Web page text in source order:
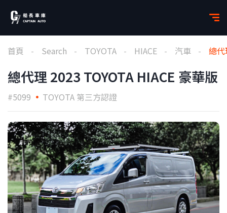
首頁 Search TOYOTA HIACE 汽車 總代
總代理 2023 TOYOTA HIACE 豪華版
#5099 TOYOTA 第三方認證